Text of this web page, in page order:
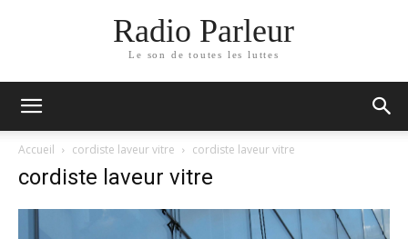
Radio Parleur
Le son de toutes les luttes
Accueil cordiste laveur vitre cordiste laveur vitre
cordiste laveur vitre